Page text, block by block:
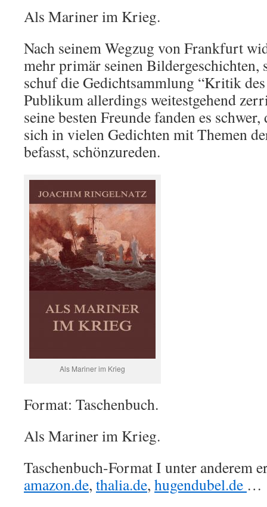
Als Mariner im Krieg.
Nach seinem Wegzug von Frankfurt
mehr primär seinen
schuf die Gedichtsammlung “Kritik
Publikum allerdings weitestgehend
seine besten Freunde fanden es
sich in vielen Gedichten mit Themen
befasst, schönzureden.
Als Mariner im Krieg
Format: Taschenbuch.
Als Mariner im Krieg.
Taschenbuch-Format I unter anderem
amazon.de, thalia.de, hugendubel.de …